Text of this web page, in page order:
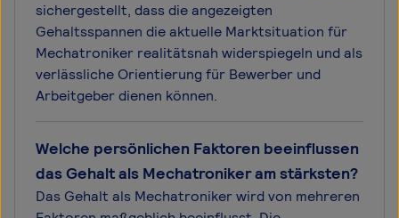
sichergestellt, dass die angezeigten
Gehaltsspannen die aktuelle Marktsituation für
Mechatroniker realitätsnah widerspiegeln und als
verlässliche Orientierung für Bewerber und
Arbeitgeber dienen können.
Welche persönlichen Faktoren beeinflussen
das Gehalt als Mechatroniker am stärksten?
Das Gehalt als Mechatroniker wird von mehreren